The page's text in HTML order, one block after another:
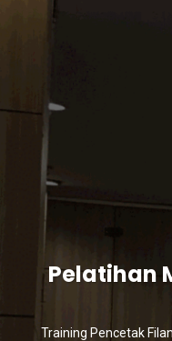
Pelatihan
Training Pencetak